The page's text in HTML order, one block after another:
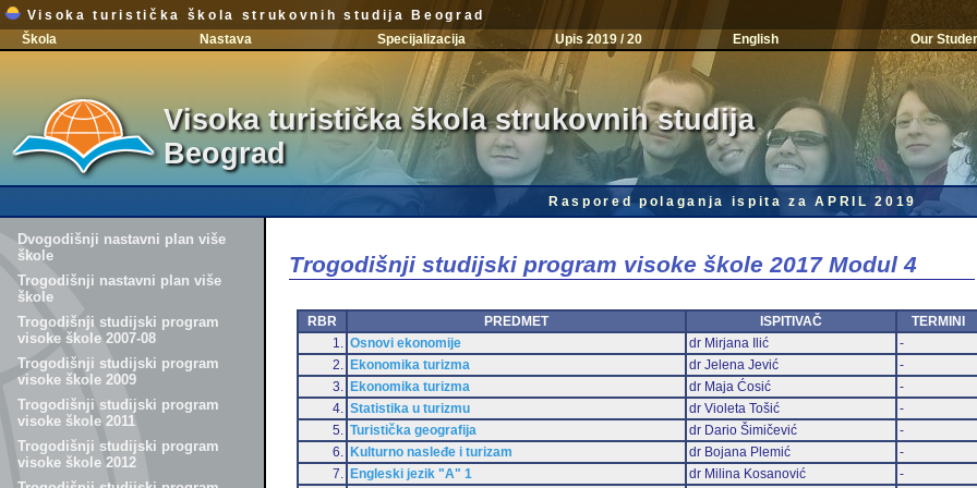
Visoka turistička škola strukovnih studija Beograd
Škola
Nastava Specijalizacija Upis 2019 / 20 English Our
Visoka turistička škola strukovnih studija
Beograd
Raspored polaganja ispita za APRIL 2019
Dvogodišnji nastavni plan više
škole
Trogodišnji nastavni plan više
škole
Trogodišnji studijski program
visoke škole 2007-08
Trogodišnji studijski program
visoke škole 2009
Trogodišnji studijski program
visoke škole 2011
Trogodišnji studijski program
visoke škole 2012
Trogodišnji studijski program visoke škole 2017 Modul 4
RBR PREDMET ISPITIVAČ
TERMINI
1.
Osnovi ekonomije dr Mirjana Ilić
-
2.
Ekonomika turizma dr Jelena Jević
-
3.
Ekonomika turizma dr Maja Ćosić
-
4.
Statistika u turizmu dr Violeta Tošić
-
5.
Turistička geografija dr Dario Šimičević
-
6.
Kulturno nasleđe i turizam dr Bojana Plemić
-
7.
Engleski jezik "A" 1 dr Milina Kosanović
-